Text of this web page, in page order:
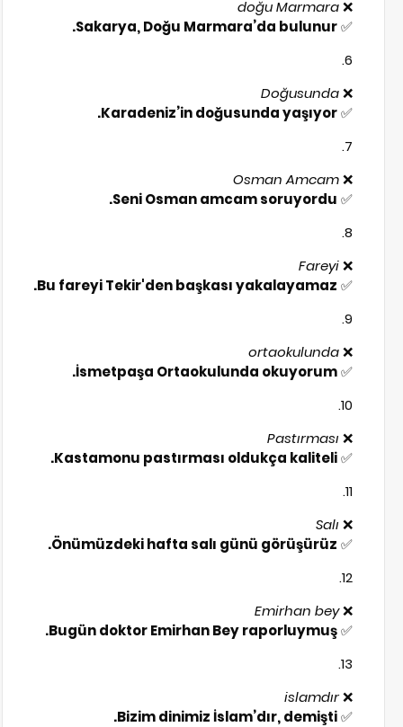
❌
doğu Marmara
✅
Sakarya, Doğu Marmara’da bulunur.
❌
Doğusunda
✅
Karadeniz’in doğusunda yaşıyor.
❌
Osman Amcam
✅
Seni Osman amcam soruyordu.
❌
Fareyi
✅
Bu fareyi Tekir'den başkası yakalayamaz.
❌
ortaokulunda
✅
İsmetpaşa Ortaokulunda okuyorum.
❌
Pastırması
✅
Kastamonu pastırması oldukça kaliteli.
❌
Salı
✅
Önümüzdeki hafta salı günü görüşürüz.
❌
Emirhan bey
✅
Bugün doktor Emirhan Bey raporluymuş.
❌
islamdır
✅
Bizim dinimiz İslam’dır, demişti.